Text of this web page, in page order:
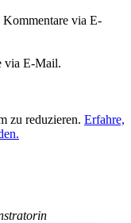
via E-
via E-Mail.
zu reduzieren. Erfahre,